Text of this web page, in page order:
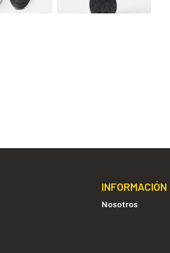
INFORMACIÓN
Nosotros